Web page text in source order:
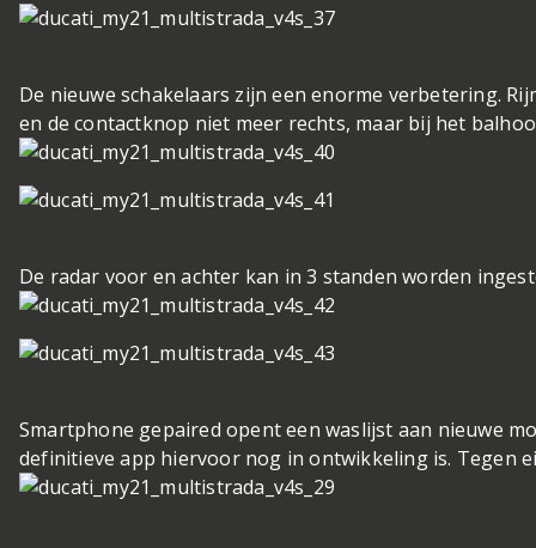
De nieuwe schakelaars zijn een enorme verbetering.
en de contactknop niet meer rechts, maar bij het
De radar voor en achter kan in 3 standen worden
Smartphone gepaired opent een waslijst aan nieuwe
definitieve app hiervoor nog in ontwikkeling is. Tegen